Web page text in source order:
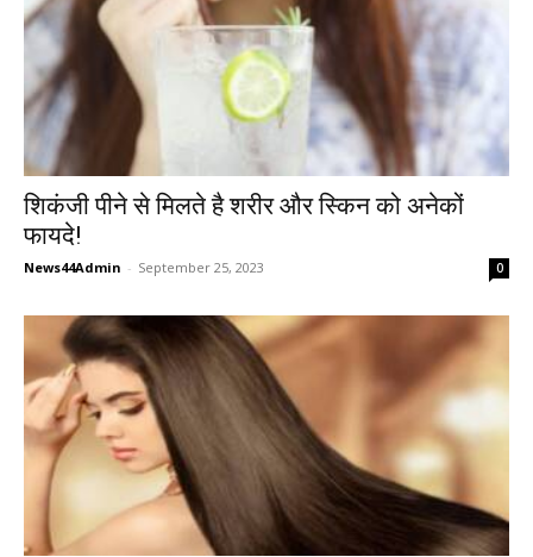
शिकंजी पीने से मिलते है शरीर और स्किन को अनेकों
फायदे!
News44Admin - September 25, 2023 0